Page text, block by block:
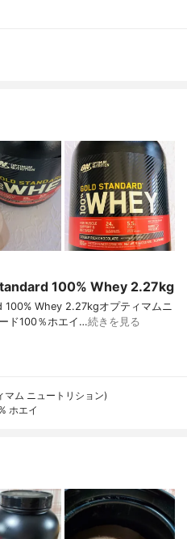
100% Whey 2.27kg
Whey 2.27kgオプティマムニ
ド100％ホエイ…続きを見る
ム ニュートリション)
ホエイ